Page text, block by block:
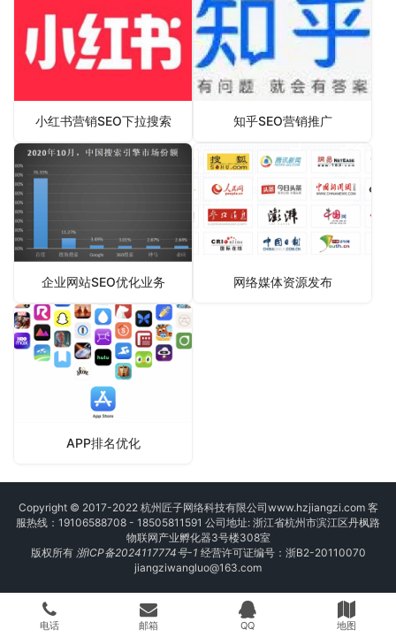
小红书营销SEO下拉搜索 知乎SEO营销推广
企业网站SEO优化业务 网络媒体资源发布
APP排名优化
Copyright © 2017-2022 杭州匠子网络科技有限公司www.hzjiangzi.com客
服热线：19106588708 - 18505811591 公司地址: 浙江省杭州市滨江区丹枫路
物联网产业孵化器3号楼308室
版权所有 浙ICP备2024117774号-1 经营许可证编号：浙B2-20110070
jiangziwangluo@163.com
电话 邮箱 QQ 地图